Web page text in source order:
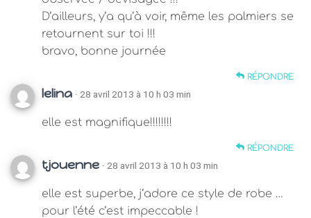
D’ailleurs, y’a qu’à voir, même les palmiers se
retournent sur toi !!!
bravo, bonne journée
RÉPONDRE
lelina · 28 avril 2013 à 10 h 03 min
elle est magnifique!!!!!!!!
RÉPONDRE
tjouenne · 28 avril 2013 à 10 h 03 min
elle est superbe, j’adore ce style de robe …
pour l’été c’est impeccable !